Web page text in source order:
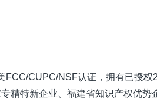
CUPC/NSF认证，拥有已授权
精特新企业、福建省知识产权优势